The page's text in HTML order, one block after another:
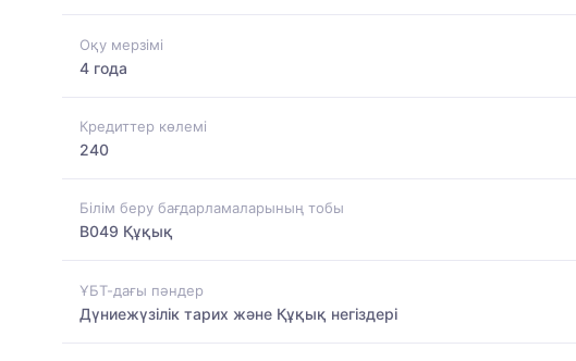
Оқу мерзімі
4 года
Кредиттер көлемі
240
Білім беру бағдарламаларының тобы
B049 Құқық
ҰБТ-дағы пәндер
Дүниежүзілік тарих және Құқық негіздері